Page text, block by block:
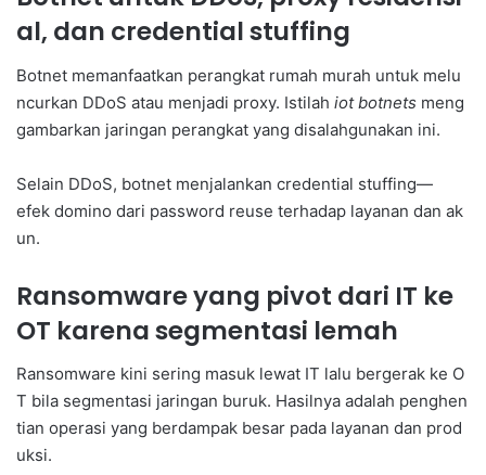
al, dan credential stuffing
Botnet memanfaatkan perangkat rumah murah untuk melu
ncurkan DDoS atau menjadi proxy. Istilah iot botnets meng
gambarkan jaringan perangkat yang disalahgunakan ini.
Selain DDoS, botnet menjalankan credential stuffing—
efek domino dari password reuse terhadap layanan dan ak
un.
Ransomware yang pivot dari IT ke
OT karena segmentasi lemah
Ransomware kini sering masuk lewat IT lalu bergerak ke O
T bila segmentasi jaringan buruk. Hasilnya adalah penghen
tian operasi yang berdampak besar pada layanan dan prod
uksi.